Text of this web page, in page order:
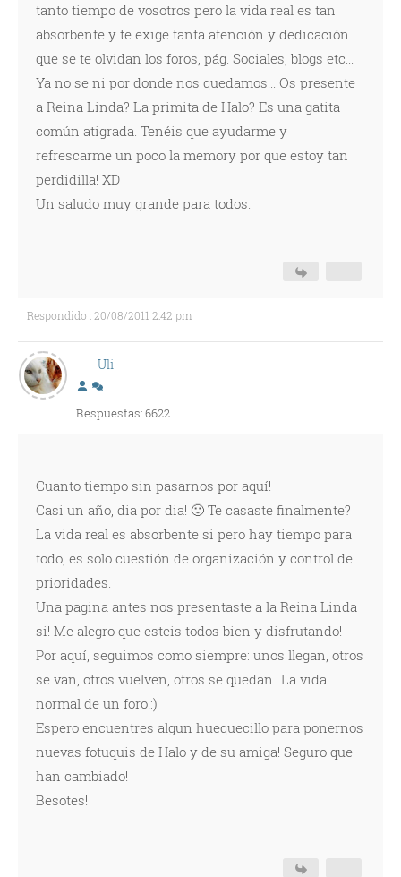
tanto tiempo de vosotros pero la vida real es tan
absorbente y te exige tanta atención y dedicación
que se te olvidan los foros, pág. Sociales, blogs etc...
Ya no se ni por donde nos quedamos... Os presente
a Reina Linda? La primita de Halo? Es una gatita
común atigrada. Tenéis que ayudarme y
refrescarme un poco la memory por que estoy tan
perdidilla! XD
Un saludo muy grande para todos.
Respondido : 20/08/2011 2:42 pm
Uli
Respuestas: 6622
Cuanto tiempo sin pasarnos por aquí!
Casi un año, dia por dia! 🙂 Te casaste finalmente?
La vida real es absorbente si pero hay tiempo para
todo, es solo cuestión de organización y control de
prioridades.
Una pagina antes nos presentaste a la Reina Linda
si! Me alegro que esteis todos bien y disfrutando!
Por aquí, seguimos como siempre: unos llegan, otros
se van, otros vuelven, otros se quedan...La vida
normal de un foro!:)
Espero encuentres algun huequecillo para ponernos
nuevas fotuquis de Halo y de su amiga! Seguro que
han cambiado!
Besotes!